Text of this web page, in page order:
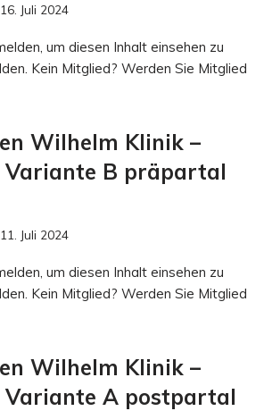
16. Juli 2024
um diesen Inhalt einsehen zu
Kein Mitglied? Werden Sie Mitglied
Wilhelm Klinik –
B präpartal
11. Juli 2024
um diesen Inhalt einsehen zu
Kein Mitglied? Werden Sie Mitglied
Wilhelm Klinik –
A postpartal